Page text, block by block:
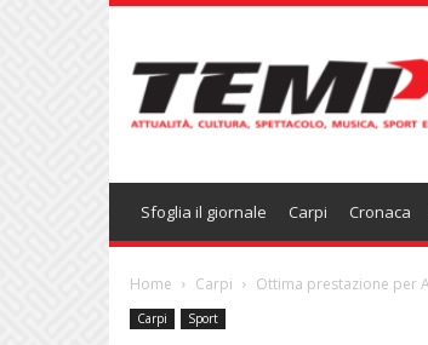
Sfoglia il giornale Carpi Cronaca
Home Carpi Ottima prestazione per
Carpi Sport